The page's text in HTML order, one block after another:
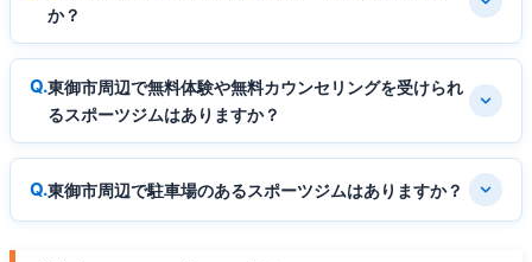
か？
東御市周辺で無料体験や無料カウンセリングを受けられ
るスポーツジムはありますか？
東御市周辺で駐車場のあるスポーツジムはありますか？